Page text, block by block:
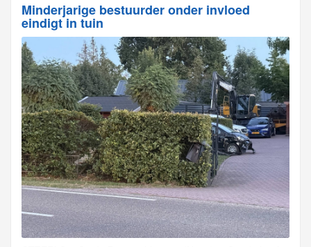
Minderjarige bestuurder onder invloed
eindigt in tuin